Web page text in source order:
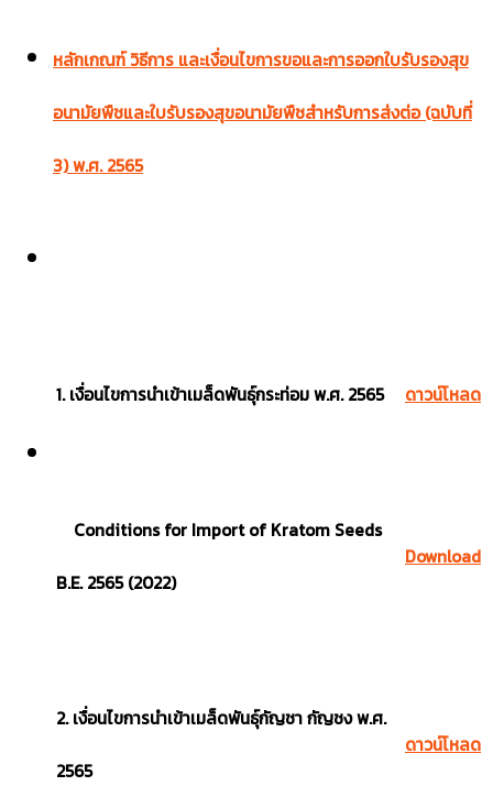
หลักเกณฑ์ วิธีการ และเงื่อนไขการขอและการออกใบรับรองสุข
อนามัยพืชและใบรับรองสุขอนามัยพืชสำหรับการส่งต่อ (ฉบับที่
3) พ.ศ. 2565
1. เงื่อนไขการนำเข้าเมล็ดพันธุ์กระท่อม พ.ศ. 2565 ดาวน์โหลด
Conditions for Import of Kratom Seeds
B.E. 2565 (2022)
Download
2. เงื่อนไขการนำเข้าเมล็ดพันธุ์กัญชา กัญชง พ.ศ.
2565
ดาวน์โหลด